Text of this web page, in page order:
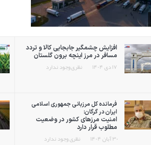
افزایش چشمگیر جابجایی کالا و تردد
مسافر در مرز اینچه برون گلستان
۱۷ دی ۱۴۰۴ نظری وجود ندارد
فرمانده کل مرزبانی جمهوری اسلامی
ایران در گرگان:
امنیت مرزهای کشور در وضعیت
مطلوب قرار دارد
۳۰ آبان ۱۴۰۴ نظری وجود ندارد